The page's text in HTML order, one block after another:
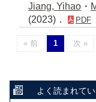
Jiang, Yihao ・
(2023)．
PDF
« 前 1 次 »
よく読まれて